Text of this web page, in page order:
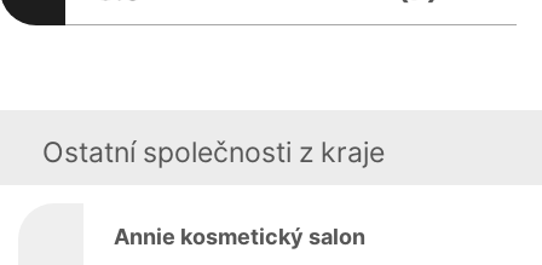
Ostatní společnosti z kraje
Annie kosmetický salon